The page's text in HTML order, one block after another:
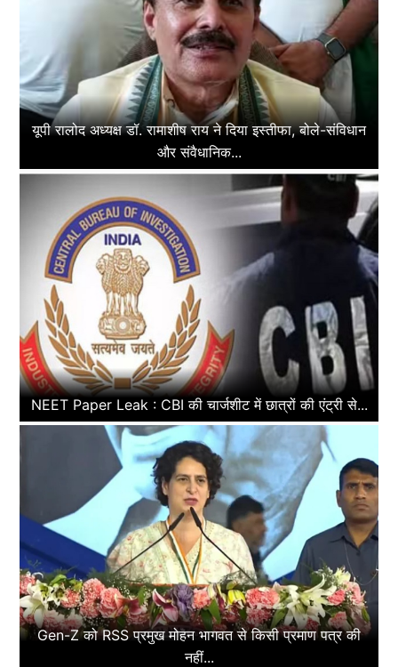
यूपी रालोद अध्यक्ष डॉ. रामाशीष राय ने दिया इस्तीफा, बोले-संविधान
और संवैधानिक...
NEET Paper Leak : CBI की चार्जशीट में छात्रों की एंट्री से...
Gen-Z को RSS प्रमुख मोहन भागवत से किसी प्रमाण पत्र की
नहीं...